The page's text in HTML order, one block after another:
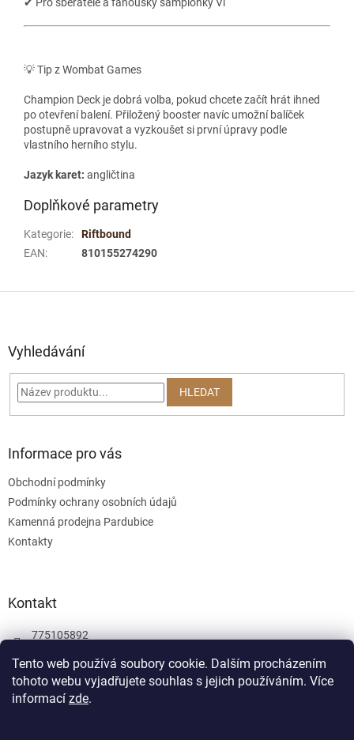
Tento web používá soubory cookie. Dalším procházením
tohoto webu vyjadřujete souhlas s jejich používáním. Více
informací zde.
✔ Pro sběratele a fanoušky šampionky Vi
💡 Tip z Wombat Games
Champion Deck je dobrá volba, pokud chcete začít hrát ihned
po otevření balení. Přiložený booster navíc umožní balíček
postupně upravovat a vyzkoušet si první úpravy podle
vlastního herního stylu.
Jazyk karet: angličtina
Doplňkové parametry
Kategorie:
Riftbound
EAN: 810155274290
Vyhledávání
HLEDAT
Informace pro vás
Obchodní podmínky
Podmínky ochrany osobních údajů
Kamenná prodejna Pardubice
Kontakty
Kontakt
775105892
775105892
Facebook
wombatgamescz